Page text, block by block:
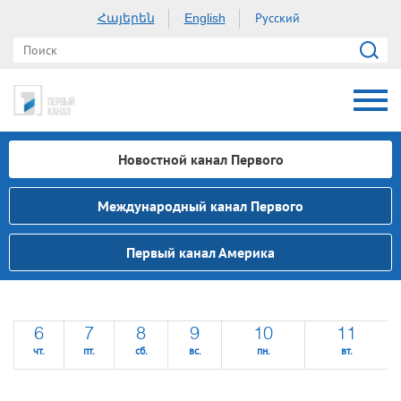
Հայերեն English Русский
Новостной канал Первого
Международный канал Первого
Первый канал Америка
6
чт.
7
пт.
8
сб.
9
вс.
10
пн.
11
вт.